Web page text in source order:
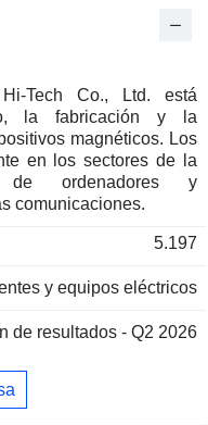
Tech Co., Ltd. está
la fabricación y la
magnéticos. Los
en los sectores de la
de ordenadores y
comunicaciones.
5.197
y equipos eléctricos
de resultados - Q2 2026